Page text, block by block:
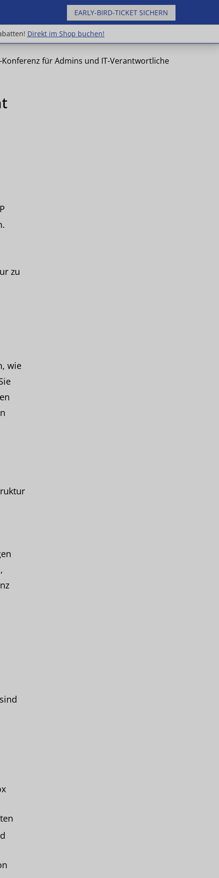
EARLY-BIRD-TICKET SICHERN
Direkt im Shop buchen!
Direkt im Shop buchen!
Konferenz für Admins und IT-Verantwortliche
zu
wie